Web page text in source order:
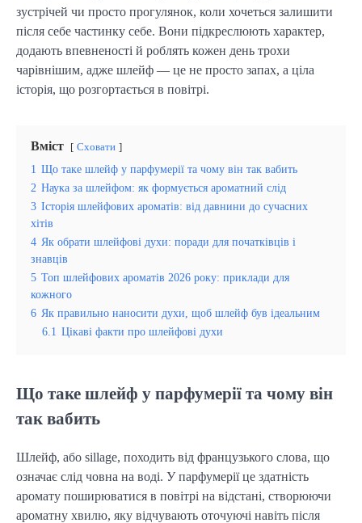
зустрічей чи просто прогулянок, коли хочеться залишити
після себе частинку себе. Вони підкреслюють характер,
додають впевненості й роблять кожен день трохи
чарівнішим, адже шлейф — це не просто запах, а ціла
історія, що розгортається в повітрі.
Вміст Сховати
1 Що таке шлейф у парфумерії та чому він так вабить
2 Наука за шлейфом: як формується ароматний слід
3 Історія шлейфових ароматів: від давнини до сучасних
хітів
4 Як обрати шлейфові духи: поради для початківців і
знавців
5 Топ шлейфових ароматів 2026 року: приклади для
кожного
6 Як правильно наносити духи, щоб шлейф був ідеальним
6.1 Цікаві факти про шлейфові духи
Що таке шлейф у парфумерії та чому він
так вабить
Шлейф, або sillage, походить від французького слова, що
означає слід човна на воді. У парфумерії це здатність
аромату поширюватися в повітрі на відстані, створюючи
ароматну хвилю, яку відчувають оточуючі навіть після